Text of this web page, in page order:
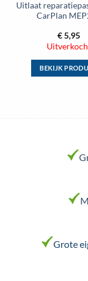
Uitlaat
CarPlan
€5,95
BEKIJK
optie
Grote